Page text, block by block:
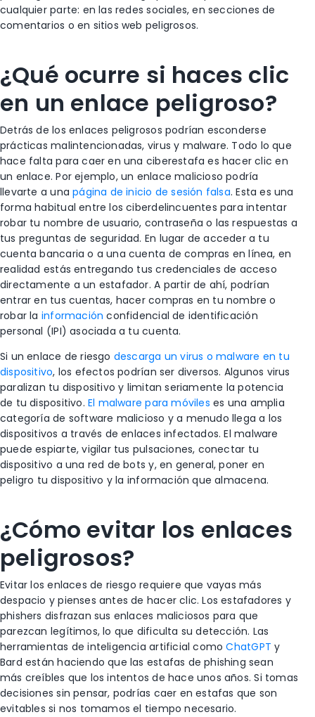
cualquier parte: en las redes sociales, en secciones de
comentarios o en sitios web peligrosos.
¿Qué ocurre si haces clic
en un enlace peligroso?
Detrás de los enlaces peligrosos podrían esconderse
prácticas malintencionadas, virus y malware. Todo lo que
hace falta para caer en una ciberestafa es hacer clic en
un enlace. Por ejemplo, un enlace malicioso podría
llevarte a unapágina de inicio de sesión falsa. Esta es una
forma habitual entre los ciberdelincuentes para intentar
robar tu nombre de usuario, contraseña o las respuestas a
tus preguntas de seguridad. En lugar de acceder a tu
cuenta bancaria o a una cuenta de compras en línea, en
realidad estás entregando tus credenciales de acceso
directamente a un estafador. A partir de ahí, podrían
entrar en tus cuentas, hacer compras en tu nombre o
robar la información confidencial de identificación
personal (IPI) asociada a tu cuenta.
Si un enlace de riesgo descarga un virus o malware en tu
dispositivo, los efectos podrían ser diversos. Algunos virus
paralizan tu dispositivo y limitan seriamente la potencia
de tu dispositivo. El malware para móviles es una amplia
categoría de software malicioso y a menudo llega a los
dispositivos a través de enlaces infectados. El malware
puede espiarte, vigilar tus pulsaciones, conectar tu
dispositivo a una red de bots y, en general, poner en
peligro tu dispositivo y la información que almacena.
¿Cómo evitar los enlaces
peligrosos?
Evitar los enlaces de riesgo requiere que vayas más
despacio y pienses antes de hacer clic. Los estafadores y
phishers disfrazan sus enlaces maliciosos para que
parezcan legítimos, lo que dificulta su detección. Las
herramientas de inteligencia artificial comoChatGPT y
Bard están haciendo que las estafas de phishing sean
más creíbles que los intentos de hace unos años. Si tomas
decisiones sin pensar, podrías caer en estafas que son
evitables si nos tomamos el tiempo necesario.